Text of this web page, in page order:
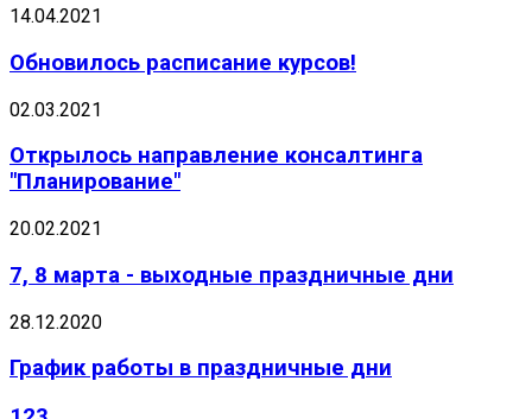
14.04.2021
Обновилось расписание курсов!
02.03.2021
Открылось направление консалтинга
"Планирование"
20.02.2021
7, 8 марта - выходные праздничные дни
28.12.2020
График работы в праздничные дни